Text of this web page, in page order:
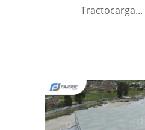
Tractocarga...